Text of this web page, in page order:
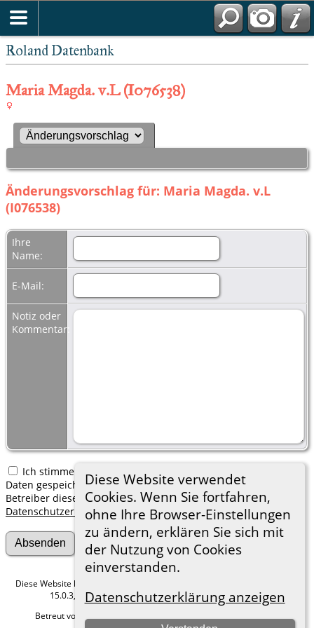
Roland Datenbank
Diese Website verwendet
Cookies. Wenn Sie fortfahren,
ohne Ihre Browser-Einstellungen
zu ändern, erklären Sie sich mit
der Nutzung von Cookies
einverstanden.
Datenschutzerklärung anzeigen
Maria Magda. v.L (I076538)
Änderungsvorschlag für: Maria Magda. v.L
(I076538)
Ihre
Name:
E-Mail:
Notiz oder
Kommentar:
Ich stimme zu, dass meine hier erfassten persönlichen
Daten gespeichert werden. Ich verstehe, dass ich jederzeit den
Betreiber dieser Website bitten kann, diese Daten zu löschen.
Datenschutzerklärung
Diese Website läuft mit
15.0.3, programmiert von Darrin Lythgoe © 2001-2026.
Betreut von